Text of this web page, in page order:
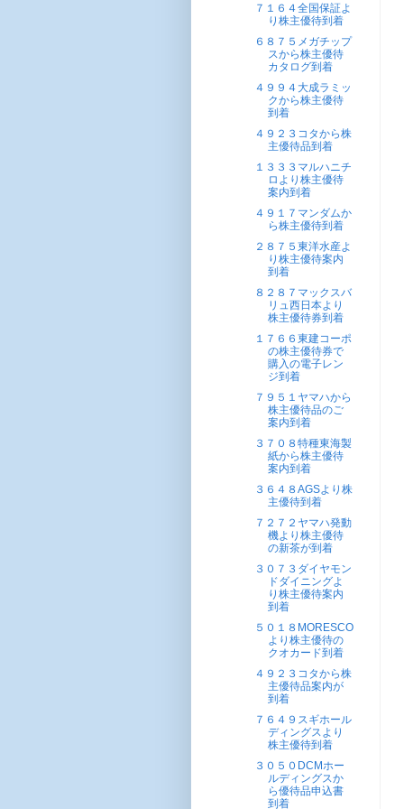
７１６４全国保証よ
り株主優待到着
６８７５メガチップ
スから株主優待
カタログ到着
４９９４大成ラミッ
クから株主優待
到着
４９２３コタから株
主優待品到着
１３３３マルハニチ
ロより株主優待
案内到着
４９１７マンダムか
ら株主優待到着
２８７５東洋水産よ
り株主優待案内
到着
８２８７マックスバ
リュ西日本より
株主優待券到着
１７６６東建コーポ
の株主優待券で
購入の電子レン
ジ到着
７９５１ヤマハから
株主優待品のご
案内到着
３７０８特種東海製
紙から株主優待
案内到着
３６４８AGSより株
主優待到着
７２７２ヤマハ発動
機より株主優待
の新茶が到着
３０７３ダイヤモン
ドダイニングよ
り株主優待案内
到着
５０１８MORESCO
より株主優待の
クオカード到着
４９２３コタから株
主優待品案内が
到着
７６４９スギホール
ディングスより
株主優待到着
３０５０DCMホー
ルディングスか
ら優待品申込書
到着